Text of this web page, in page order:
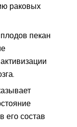
раковых
пекан
его состав